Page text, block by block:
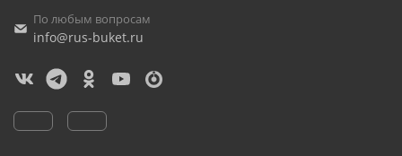
По любым вопросам
info@rus-buket.ru